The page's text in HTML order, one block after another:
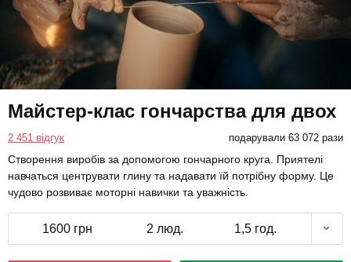
Майстер-клас гончарства для двох
2 451 відгук подарували 63 072 рази
Створення виробів за допомогою гончарного круга. Приятелі
навчаться центрувати глину та надавати їй потрібну форму. Це
чудово розвиває моторні навички та уважність.
1600 грн 2 люд. 1,5 год.